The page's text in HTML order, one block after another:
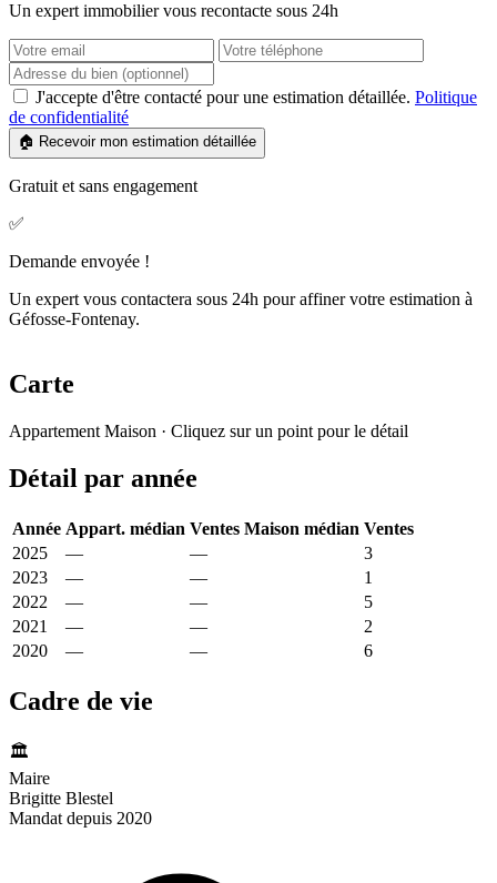
Un expert immobilier vous recontacte sous 24h
J'accepte d'être contacté pour une estimation détaillée. Politique
de confidentialité
🏠 Recevoir mon estimation détaillée
Gratuit et sans engagement
✅
Demande envoyée !
Un expert vous contactera sous 24h pour affiner votre estimation à
Géfosse-Fontenay.
Carte
−
Appartement Maison · Cliquez sur un point pour le détail
Détail par année
Année Appart. médian Ventes Maison médian Ventes
2025
— —
3
2023
— —
1
2022
— —
5
2021
— —
2
2020
— — 6
Cadre de vie
🏛️
Maire
Brigitte Blestel
Mandat depuis 2020